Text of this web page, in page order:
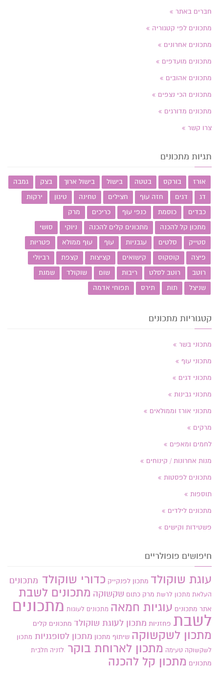
חברים באתר
מתכונים לפי קטגוריה
מתכונים אחרונים
מתכונים מועדפים
מתכונים אהובים
מתכונים הכי נצפים
מתכונים מדורגים
צרו קשר
תגיות מתכונים
אורז בורקס בטטה בישול בישול ארוך בצק
גמבה
דג
דגים חזה עוף חצילים טחינה טיגון
ירקות
כבדים
כוסמת כנפי עוף כריכים
מרק
מתכון קל להכנה
מתכונים קלים להכנה ניוקי
סושי
סטייק
סלטים עגבניות עוף עוף ממולא
פטריות
פיצה
קוסקוס קישואים קציצות קצפת
רביולי
רוטב
רוטב לסלט ריבות שום שוקולד
שמנת
שניצל
תות תירס תפוחי אדמה
קטגוריות מתכונים
מתכוני בשר
מתכוני עוף
מתכוני דגים
מתכוני גבינות
מתכוני אורז וממולאים
מרקים
לחמים ומאפים
מנות אחרונות / קינוחים
מתכונים לפסטות
תוספות
מתכונים לילדים
פשטידות וקישים
חיפושים פופולריים
עוגת שוקולד מתכון לפנקייק כדורי שוקולד מתכונים
העלאת מתכון לרשת מרק כתום שקשוקה מתכונים לשבת
אתר מתכונים עוגיות חמאה מתכונים לעוגות מתכונים
לשבת פחזניות מתכון לעוגת שוקולד מתכונים קלים
מתכון לשקשוקה שיתוף מתכון מתכון לסופגניות מתכון
לשקשוקה טעימה מתכון לארוחת בוקר לזניה חלבית
מתכונים מתכון קל להכנה